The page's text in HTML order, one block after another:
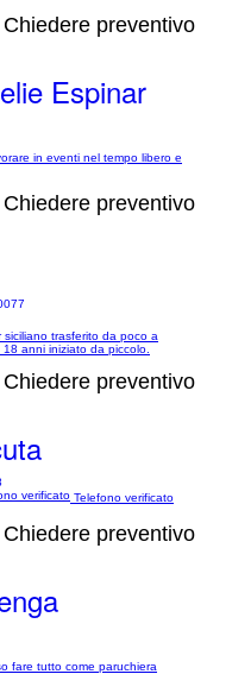
Chiedere preventivo
Espinar
in eventi nel tempo libero e
Chiedere preventivo
trasferito da poco a
anni iniziato da piccolo.
Chiedere preventivo
Telefono verificato
Chiedere preventivo
fare tutto come paruchiera